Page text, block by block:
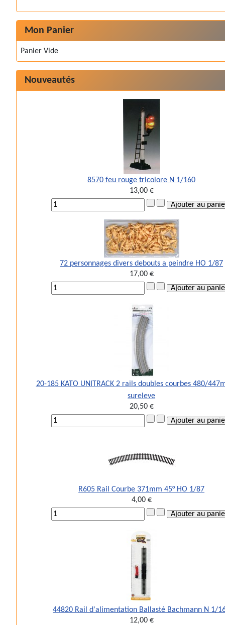
Mon Panier
Panier Vide
Nouveautés
8570 feu rouge tricolore N 1/160
13,00 €
72 personnages divers debouts a peindre HO 1/87
17,00 €
20-185 KATO UNITRACK 2 rails doubles courbes 480/
sureleve
20,50 €
R605 Rail Courbe 371mm 45° HO 1/87
4,00 €
44820 Rail d'alimentation Ballasté Bachmann N 1/
12,00 €